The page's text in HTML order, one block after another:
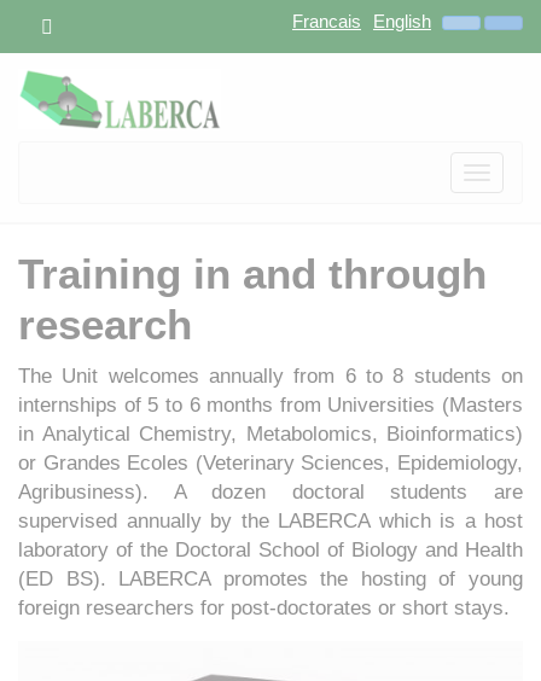
Francais English
Training in and through
research
The Unit welcomes annually from 6 to 8 students on
internships of 5 to 6 months from Universities (Masters
in Analytical Chemistry, Metabolomics, Bioinformatics)
or Grandes Ecoles (Veterinary Sciences, Epidemiology,
Agribusiness). A dozen doctoral students are
supervised annually by the LABERCA which is a host
laboratory of the Doctoral School of Biology and Health
(ED BS). LABERCA promotes the hosting of young
foreign researchers for post-doctorates or short stays.